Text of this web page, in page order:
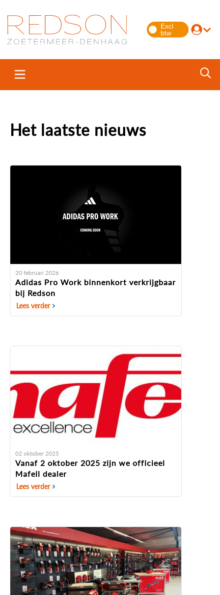
Het laatste nieuws
20 februari 2026
Adidas Pro Work binnenkort verkrijgbaar
bij Redson
Lees verder
02 oktober 2025
Vanaf 2 oktober 2025 zijn we officieel
Mafell dealer
Lees verder